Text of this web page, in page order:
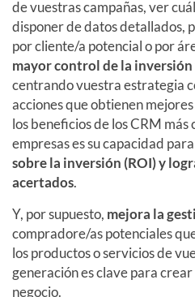
de vuestras campañas, ver
disponer de datos detallados,
por cliente/a potencial o por
mayor control de la inversión
centrando vuestra estrategia
acciones que obtienen
los beneficios de los CRM
empresas es su capacidad
sobre la inversión (ROI) y
acertados.
Y, por supuesto, mejora la
compradore/as potenciales
los productos o servicios de
generación es clave para
negocio.